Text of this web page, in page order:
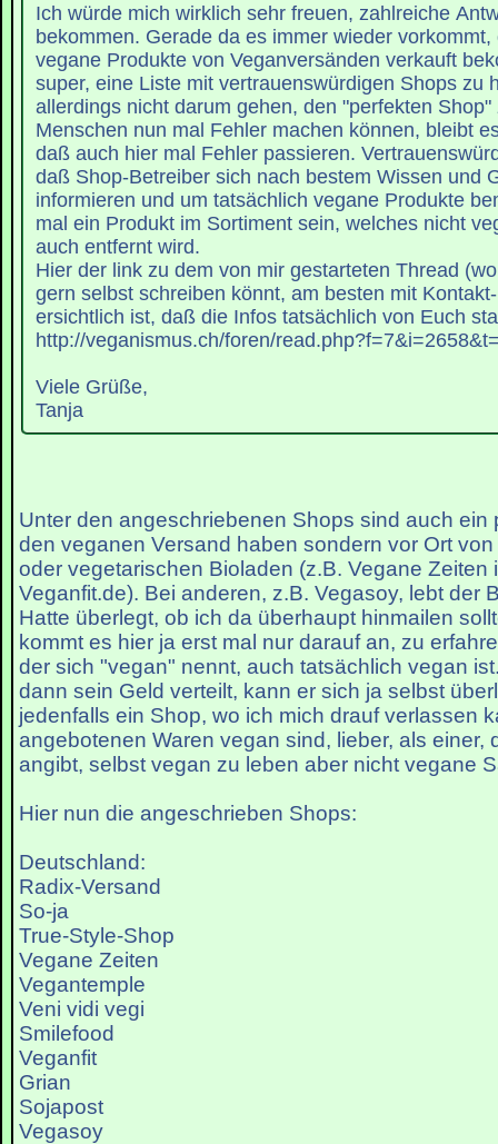
Ich würde mich wirklich sehr freuen, zahlreiche
bekommen. Gerade da es immer wieder
vegane Produkte von Veganversänden verkauft
super, eine Liste mit vertrauenswürdigen Shops zu
allerdings nicht darum gehen, den "perfekten Shop"
Menschen nun mal Fehler machen können, bleibt
daß auch hier mal Fehler passieren.
daß Shop-Betreiber sich nach bestem Wissen und
informieren und um tatsächlich vegane Produkte
mal ein Produkt im Sortiment sein, welches nicht
auch entfernt wird.
Hier der link zu dem von mir gestarteten Thread
gern selbst schreiben könnt, am besten mit
ersichtlich ist, daß die Infos tatsächlich von Euch
http://veganismus.ch/foren/
Viele Grüße,
Tanja
Unter den angeschriebenen Shops sind auch ein
den veganen Versand haben sondern vor Ort
oder vegetarischen Bioladen (z.B. Vegane Zeiten
Veganfit.de). Bei anderen, z.B. Vegasoy, lebt der
Hatte überlegt, ob ich da überhaupt hinmailen
kommt es hier ja erst mal nur darauf an, zu
der sich "vegan" nennt, auch tatsächlich vegan
dann sein Geld verteilt, kann er sich ja selbst
jedenfalls ein Shop, wo ich mich drauf verlassen
angebotenen Waren vegan sind, lieber, als einer,
angibt, selbst vegan zu leben aber nicht vegane
Hier nun die angeschrieben Shops:
Deutschland:
Radix-Versand
So-ja
True-Style-Shop
Vegane Zeiten
Vegantemple
Veni vidi vegi
Smilefood
Veganfit
Grian
Sojapost
Vegasoy